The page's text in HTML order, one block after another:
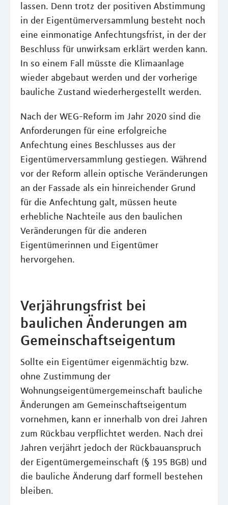
lassen. Denn trotz der positiven Abstimmung
in der Eigentümerversammlung besteht noch
eine einmonatige Anfechtungsfrist, in der der
Beschluss für unwirksam erklärt werden kann.
In so einem Fall müsste die Klimaanlage
wieder abgebaut werden und der vorherige
bauliche Zustand wiederhergestellt werden.
Nach der WEG-Reform im Jahr 2020 sind die
Anforderungen für eine erfolgreiche
Anfechtung eines Beschlusses aus der
Eigentümerversammlung gestiegen. Während
vor der Reform allein optische Veränderungen
an der Fassade als ein hinreichender Grund
für die Anfechtung galt, müssen heute
erhebliche Nachteile aus den baulichen
Veränderungen für die anderen
Eigentümerinnen und Eigentümer
hervorgehen.
Verjährungsfrist bei
baulichen Änderungen am
Gemeinschaftseigentum
Sollte ein Eigentümer eigenmächtig bzw.
ohne Zustimmung der
Wohnungseigentümergemeinschaft bauliche
Änderungen am Gemeinschaftseigentum
vornehmen, kann er innerhalb von drei Jahren
zum Rückbau verpflichtet werden. Nach drei
Jahren verjährt jedoch der Rückbauanspruch
der Eigentümergemeinschaft (§ 195 BGB) und
die bauliche Änderung darf formell bestehen
bleiben.